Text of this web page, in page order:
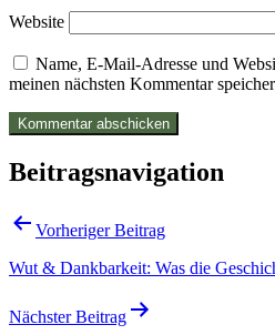
Website
Name, E-Mail-Adresse und
meinen nächsten Kommentar
Beitragsnavigation
Vorheriger Beitrag
Wut & Dankbarkeit: Was die
Nächster Beitrag